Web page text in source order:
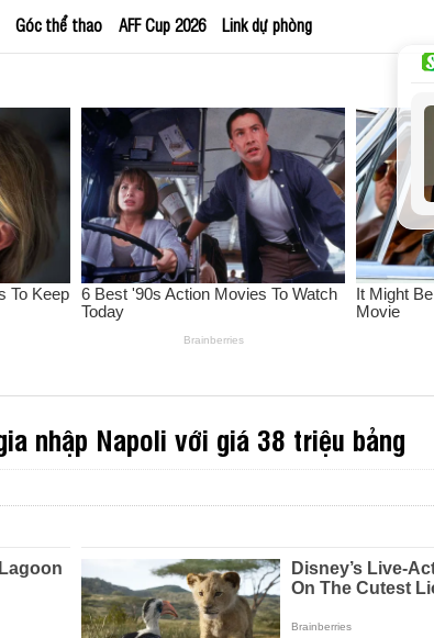
Góc thể thao AFF Cup 2026 Link dự phòng
nhập Napoli với giá 38 triệu bảng